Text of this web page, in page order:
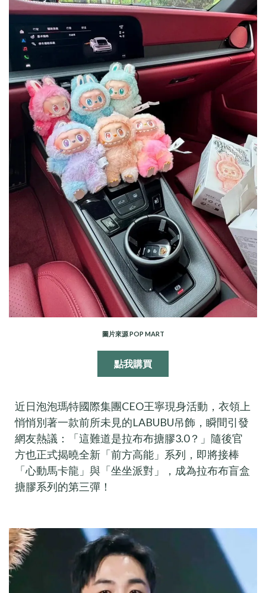
圖片來源 POP MART
點我購買
近日泡泡瑪特國際集團CEO王寧現身活動，衣領上
悄悄別著一款前所未見的LABUBU吊飾，瞬間引發
網友熱議：「這難道是拉布布搪膠3.0？」隨後官
方也正式揭曉全新「前方高能」系列，即將接棒
「心動馬卡龍」與「坐坐派對」，成為拉布布盲盒
搪膠系列的第三彈！